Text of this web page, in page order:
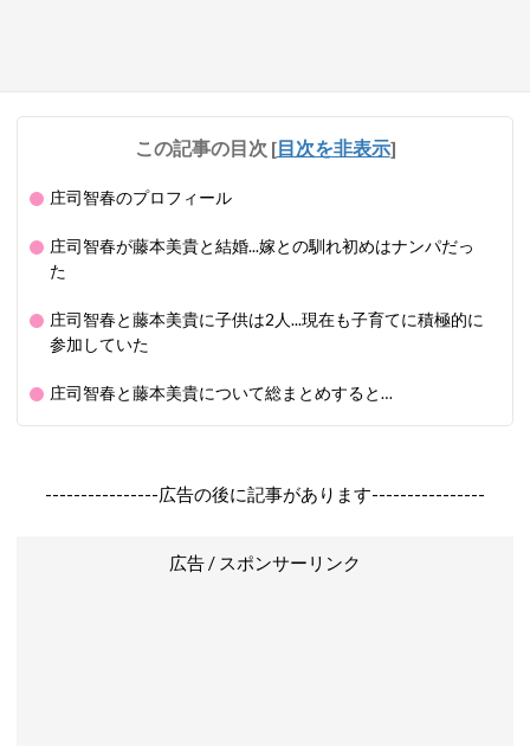
この記事の目次 [目次を非表示]
庄司智春のプロフィール
庄司智春が藤本美貴と結婚...嫁との馴れ初めはナンパだっ
た
庄司智春と藤本美貴に子供は2人...現在も子育てに積極的に
参加していた
庄司智春と藤本美貴について総まとめすると…
----------------広告の後に記事があります----------------
広告 / スポンサーリンク